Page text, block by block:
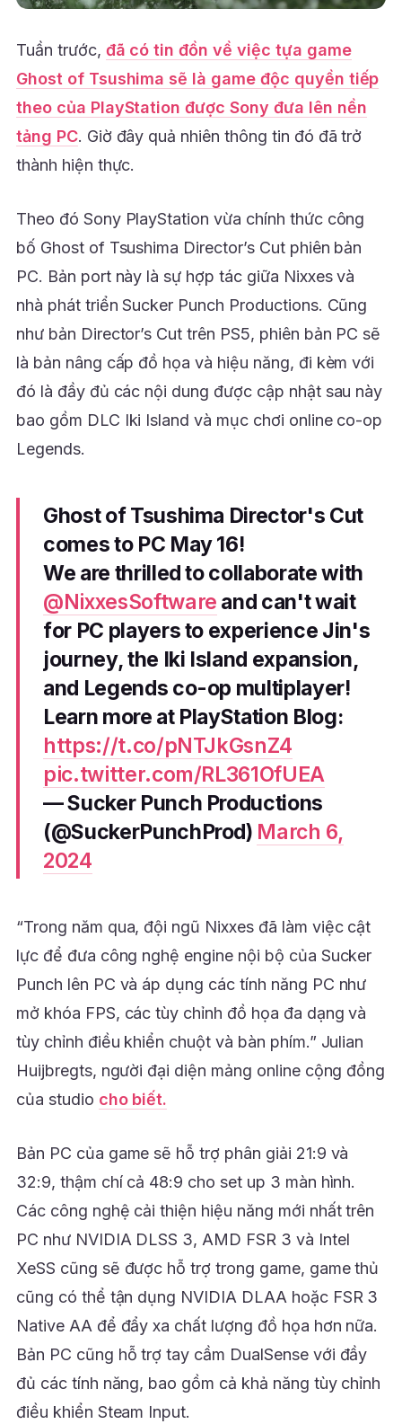
Tuần trước, đã có tin đồn về việc tựa game
Ghost of Tsushima sẽ là game độc quyền tiếp
theo của PlayStation được Sony đưa lên nền
tảng PC. Giờ đây quả nhiên thông tin đó đã trở
thành hiện thực.
Theo đó Sony PlayStation vừa chính thức công
bố Ghost of Tsushima Director’s Cut phiên bản
PC. Bản port này là sự hợp tác giữa Nixxes và
nhà phát triển Sucker Punch Productions. Cũng
như bản Director’s Cut trên PS5, phiên bản PC sẽ
là bản nâng cấp đồ họa và hiệu năng, đi kèm với
đó là đầy đủ các nội dung được cập nhật sau này
bao gồm DLC Iki Island và mục chơi online co-op
Legends.
Ghost of Tsushima Director's Cut
comes to PC May 16!
We are thrilled to collaborate with
@NixxesSoftware and can't wait
for PC players to experience Jin's
journey, the Iki Island expansion,
and Legends co-op multiplayer!
Learn more at PlayStation Blog:
https://t.co/pNTJkGsnZ4
pic.twitter.com/RL361OfUEA
— Sucker Punch Productions
(@SuckerPunchProd) March 6,
2024
“Trong năm qua, đội ngũ Nixxes đã làm việc cật
lực để đưa công nghệ engine nội bộ của Sucker
Punch lên PC và áp dụng các tính năng PC như
mở khóa FPS, các tùy chỉnh đồ họa đa dạng và
tùy chỉnh điều khiển chuột và bàn phím.” Julian
Huijbregts, người đại diện mảng online cộng đồng
của studio cho biết.
Bản PC của game sẽ hỗ trợ phân giải 21:9 và
32:9, thậm chí cả 48:9 cho set up 3 màn hình.
Các công nghệ cải thiện hiệu năng mới nhất trên
PC như NVIDIA DLSS 3, AMD FSR 3 và Intel
XeSS cũng sẽ được hỗ trợ trong game, game thủ
cũng có thể tận dụng NVIDIA DLAA hoặc FSR 3
Native AA để đẩy xa chất lượng đồ họa hơn nữa.
Bản PC cũng hỗ trợ tay cầm DualSense với đầy
đủ các tính năng, bao gồm cả khả năng tùy chỉnh
điều khiển Steam Input.